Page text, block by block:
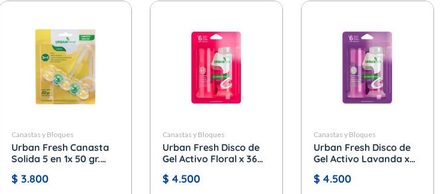
Canastas y Bloques
Urban Fresh Canasta
Solida 5 en 1x 50 gr.
$ 3.800
Canastas y Bloques
Urban Fresh Disco de
Gel Activo Floral x 36
$ 4.500
Canastas y Bloques
Urban Fresh Disco de
Gel Activo Lavanda x
$ 4.500